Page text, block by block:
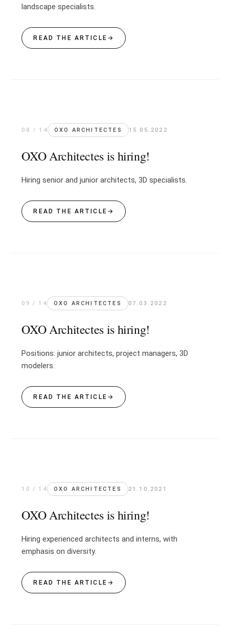
landscape specialists.
READ THE ARTICLE →
08 / 14 OXO ARCHITECTES 15.05.2022
OXO Architectes is hiring!
Hiring senior and junior architects, 3D specialists.
READ THE ARTICLE →
09 / 14 OXO ARCHITECTES 07.03.2022
OXO Architectes is hiring!
Positions: junior architects, project managers, 3D
modelers.
READ THE ARTICLE →
10 / 14 OXO ARCHITECTES 21.10.2021
OXO Architectes is hiring!
Hiring experienced architects and interns, with
emphasis on diversity.
READ THE ARTICLE →